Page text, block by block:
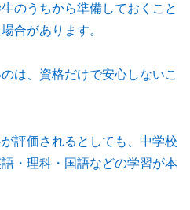
のうちから準備しておくこと
合があります。
は、資格だけで安心しないこ
評価されるとしても、中学校
・理科・国語などの学習が本